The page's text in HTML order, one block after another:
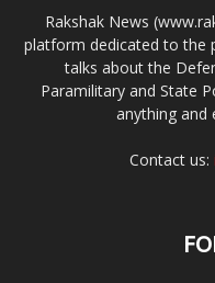
Rakshak News
platform dedicated to the
talks about the
Paramilitary and State
anything and
Contact us: